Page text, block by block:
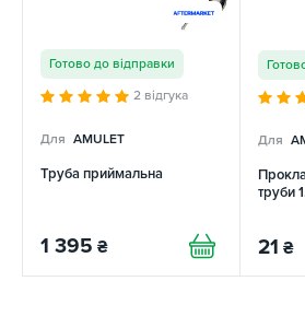
Готово до відправки
2 відгука
Для AMULET
Труба приймальна
1 395 ₴
Для
труби
21 ₴